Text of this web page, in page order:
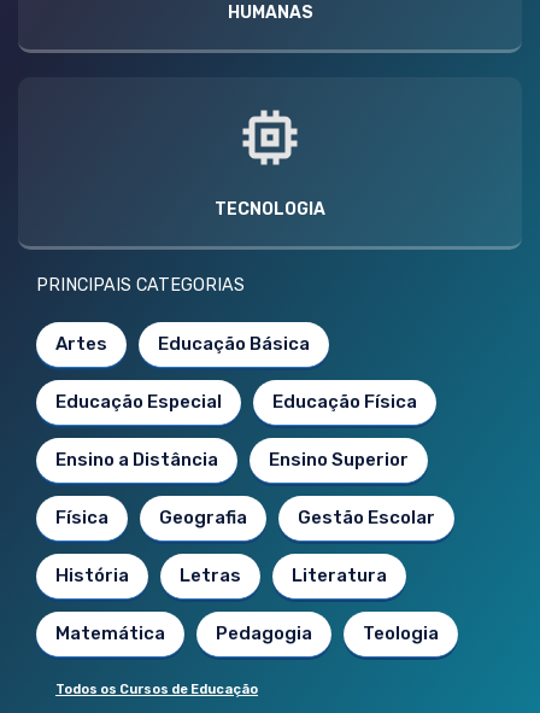
HUMANAS
TECNOLOGIA
PRINCIPAIS CATEGORIAS
Artes Educação Básica
Educação Especial Educação Física
Ensino a Distância Ensino Superior
Física Geografia Gestão Escolar
História Letras Literatura
Matemática Pedagogia Teologia
Todos os Cursos de Educação